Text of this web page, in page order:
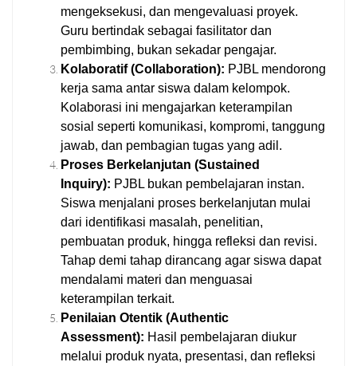
mengeksekusi, dan mengevaluasi proyek.
Guru bertindak sebagai fasilitator dan
pembimbing, bukan sekadar pengajar.
Kolaboratif (Collaboration): PJBL mendorong
kerja sama antar siswa dalam kelompok.
Kolaborasi ini mengajarkan keterampilan
sosial seperti komunikasi, kompromi, tanggung
jawab, dan pembagian tugas yang adil.
Proses Berkelanjutan (Sustained
Inquiry): PJBL bukan pembelajaran instan.
Siswa menjalani proses berkelanjutan mulai
dari identifikasi masalah, penelitian,
pembuatan produk, hingga refleksi dan revisi.
Tahap demi tahap dirancang agar siswa dapat
mendalami materi dan menguasai
keterampilan terkait.
Penilaian Otentik (Authentic
Assessment): Hasil pembelajaran diukur
melalui produk nyata, presentasi, dan refleksi